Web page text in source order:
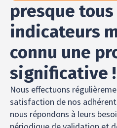
presque
indicateurs
connu une
significative !
Nous effectuons
satisfaction de nos
nous répondons à leurs